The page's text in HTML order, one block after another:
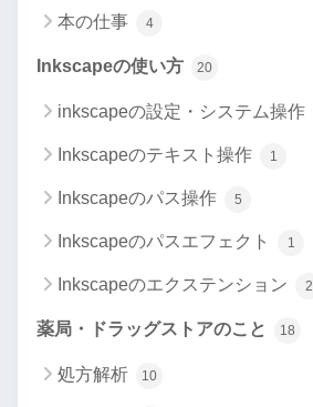
本の仕事 4
Inkscapeの使い方 20
inkscapeの設定・システム操作
Inkscapeのテキスト操作 1
Inkscapeのパス操作 5
Inkscapeのパスエフェクト 1
Inkscapeのエクステンション 2
薬局・ドラッグストアのこと 18
処方解析 10